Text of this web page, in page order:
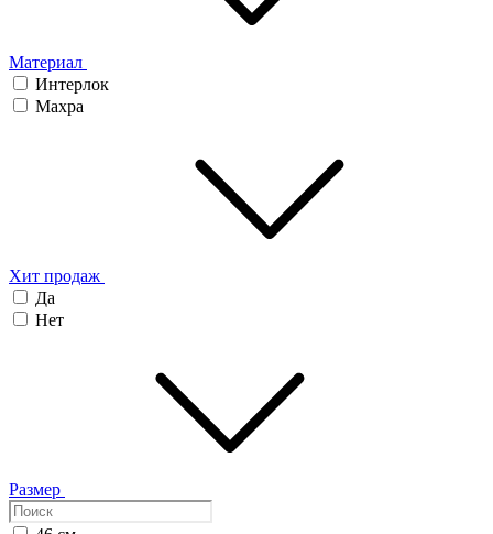
Материал
Интерлок
Махра
Хит продаж
Да
Нет
Размер